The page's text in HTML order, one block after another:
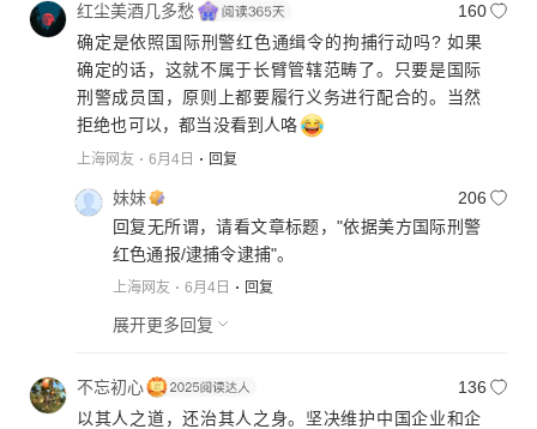
红尘美酒几多愁
160
确定是依照国际刑警红色通缉令的拘捕行动吗? 如果
确定的话，这就不属于长臂管辖范畴了。只要是国际
刑警成员国，原则上都要履行义务进行配合的。当然
拒绝也可以，都当没看到人咯
上海网友 6月4日 回复
妹妹
206
回复无所谓，请看文章标题，"依据美方国际刑警
红色通报/逮捕令逮捕"。
上海网友 6月4日 回复
展开更多回复
不忘初心
136
以其人之道，还治其人之身。坚决维护中国企业和企